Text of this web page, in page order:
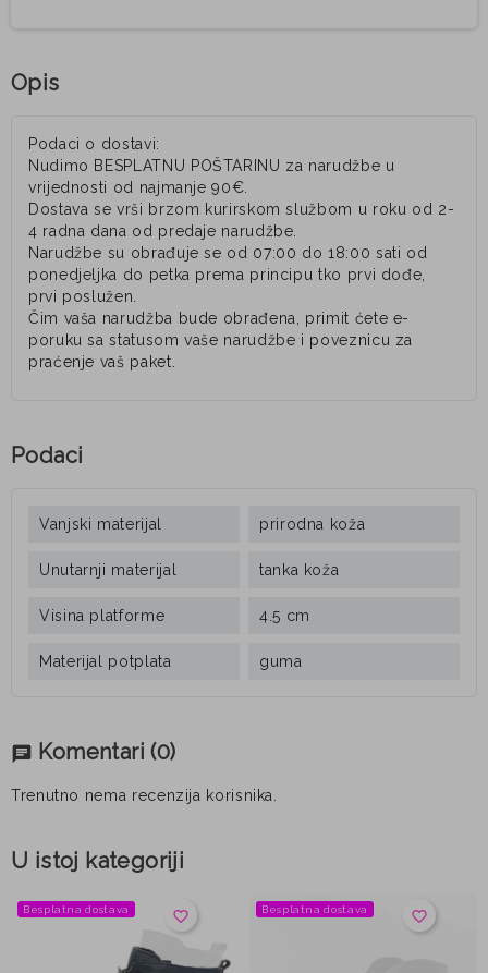
Opis
Podaci o dostavi:
Nudimo BESPLATNU POŠTARINU za narudžbe u
vrijednosti od najmanje 90€.
Dostava se vrši brzom kurirskom službom u roku od 2-
4 radna dana od predaje narudžbe.
Narudžbe su obrađuje se od 07:00 do 18:00 sati od
ponedjeljka do petka prema principu tko prvi dođe,
prvi poslužen.
Čim vaša narudžba bude obrađena, primit ćete e-
poruku sa statusom vaše narudžbe i poveznicu za
praćenje vaš paket.
Podaci
Vanjski materijal prirodna koža
Unutarnji materijal tanka koža
Visina platforme 4.5 cm
Materijal potplata guma
chat Komentari (0)
Trenutno nema recenzija korisnika.
U istoj kategoriji
favorite_border
Besplatna dostava favorite_border
Besplatna dostava